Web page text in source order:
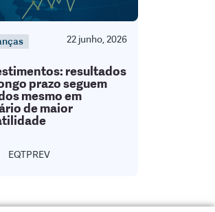
22 junho, 2026
resultados
prazo seguem
mesmo em
de maior
EQTPREV